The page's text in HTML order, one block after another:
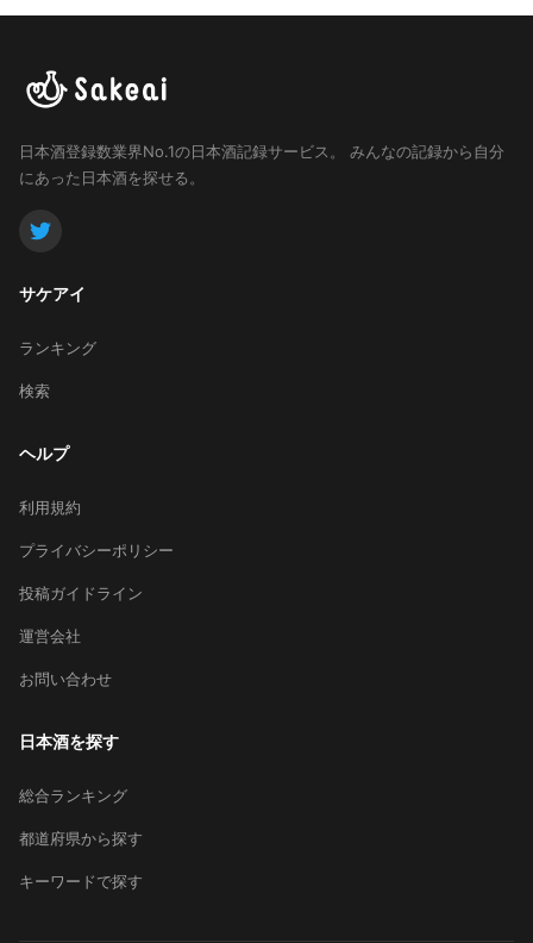
日本酒登録数業界No.1の日本酒記録サービス。
みんなの記録から自分
にあった日本酒を探せる。
サケアイ
ランキング
検索
ヘルプ
利用規約
プライバシーポリシー
投稿ガイドライン
運営会社
お問い合わせ
日本酒を探す
総合ランキング
都道府県から探す
キーワードで探す